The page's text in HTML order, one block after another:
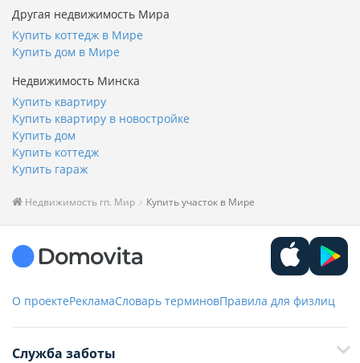
Другая недвижимость Мира
Купить коттедж в Мире
Купить дом в Мире
Недвижимость Минска
Купить квартиру
Купить квартиру в новостройке
Купить дом
Купить коттедж
Купить гараж
Недвижимость гп. Мир Купить участок в Мире
О проектеРекламаСловарь терминовПравила для физлиц
Служба заботы